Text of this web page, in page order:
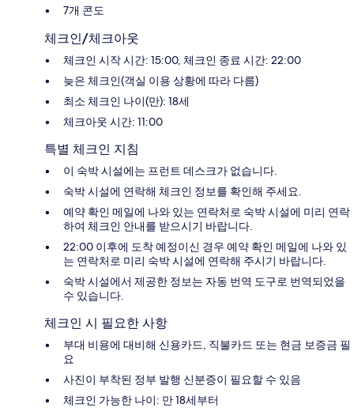
7개 콘도
체크인/체크아웃
체크인 시작 시간: 15:00, 체크인 종료 시간: 22:00
늦은 체크인(객실 이용 상황에 따라 다름)
최소 체크인 나이(만): 18세
체크아웃 시간: 11:00
특별 체크인 지침
이 숙박 시설에는 프런트 데스크가 없습니다.
숙박 시설에 연락해 체크인 정보를 확인해 주세요.
예약 확인 메일에 나와 있는 연락처로 숙박 시설에 미리 연락
하여 체크인 안내를 받으시기 바랍니다.
22:00 이후에 도착 예정이신 경우 예약 확인 메일에 나와 있
는 연락처로 미리 숙박 시설에 연락해 주시기 바랍니다.
숙박 시설에서 제공한 정보는 자동 번역 도구로 번역되었을
수 있습니다.
체크인 시 필요한 사항
부대 비용에 대비해 신용카드, 직불카드 또는 현금 보증금 필
요
사진이 부착된 정부 발행 신분증이 필요할 수 있음
체크인 가능한 나이: 만 18세부터